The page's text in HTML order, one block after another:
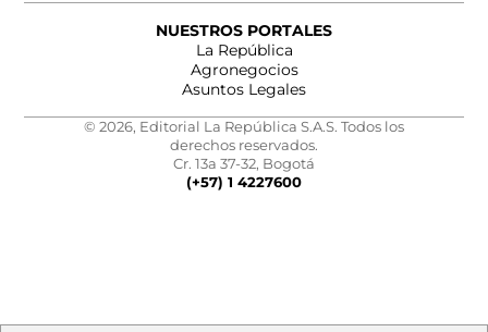
NUESTROS PORTALES
La República
Agronegocios
Asuntos Legales
© 2026, Editorial La República S.A.S. Todos los
derechos reservados.
Cr. 13a 37-32, Bogotá
(+57) 1 4227600